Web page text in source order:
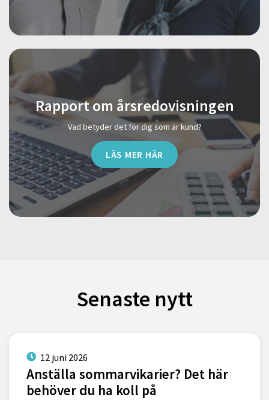
Rapport om årsredovisningen
Vad betyder det för dig som är kund?
LÄS MER HÄR
Senaste nytt
12 juni 2026
Anställa sommarvikarier? Det här
behöver du ha koll på